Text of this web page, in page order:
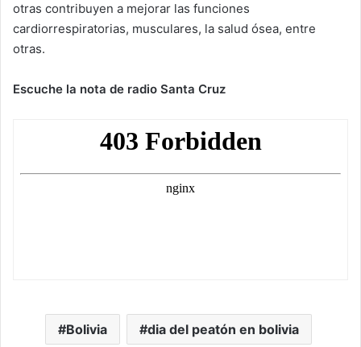
otras contribuyen a mejorar las funciones
cardiorrespiratorias, musculares, la salud ósea, entre
otras.
Escuche la nota de radio Santa Cruz
Bolivia dia del peatón en bolivia